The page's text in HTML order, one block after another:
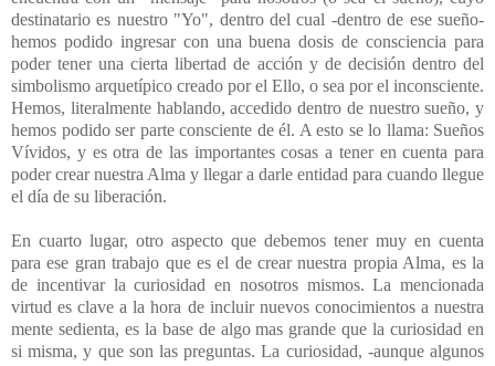
destinatario es nuestro "Yo", dentro del cual -dentro de ese sueño-
hemos podido ingresar con una buena dosis de consciencia para
poder tener una cierta libertad de acción y de decisión dentro del
simbolismo arquetípico creado por el Ello, o sea por el inconsciente.
Hemos, literalmente hablando, accedido dentro de nuestro sueño, y
hemos podido ser parte consciente de él. A esto se lo llama: Sueños
Vívidos, y es otra de las importantes cosas a tener en cuenta para
poder crear nuestra Alma y llegar a darle entidad para cuando llegue
el día de su liberación.
En cuarto lugar, otro aspecto que debemos tener muy en cuenta
para ese gran trabajo que es el de crear nuestra propia Alma, es la
de incentivar la curiosidad en nosotros mismos. La mencionada
virtud es clave a la hora de incluir nuevos conocimientos a nuestra
mente sedienta, es la base de algo mas grande que la curiosidad en
si misma, y que son las preguntas. La curiosidad, -aunque algunos